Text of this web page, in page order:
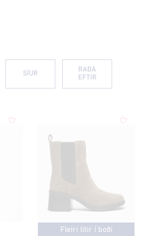
SÍUR
RAÐA
EFTIR
Fleiri litir í boði